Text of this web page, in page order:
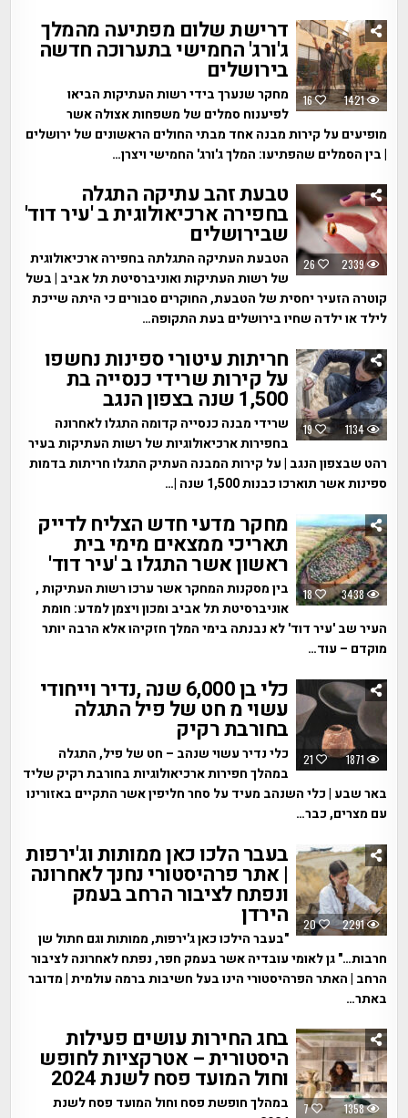
16 1421
דרישת שלום מפתיעה מהמלך
ג'ורג' החמישי בתערוכה חדשה
בירושלים
מחקר שנערך בידי רשות העתיקות הביאו
לפיענוח סמלים של משפחות אצולה אשר
מופיעים על קירות מבנה אחד מבתי החולים הראשונים של ירושלים
| בין הסמלים שהפתיעו: המלך ג'ורג' החמישי ויצרן…
26 2339
טבעת זהב עתיקה התגלה
בחפירה ארכיאולוגית ב 'עיר דוד'
שבירושלים
הטבעת העתיקה התגלתה בחפירה ארכיאולוגית
של רשות העתיקות ואוניברסיטת תל אביב | בשל
קוטרה הזעיר יחסית של הטבעת, החוקרים סבורים כי היתה שייכת
לילד או ילדה שחיו בירושלים בעת התקופה…
19 1134
חריתות עיטורי ספינות נחשפו
על קירות שרידי כנסייה בת
1,500 שנה בצפון הנגב
שרידי מבנה כנסייה קדומה התגלו לאחרונה
בחפירות ארכיאולוגיות של רשות העתיקות בעיר
רהט שבצפון הנגב | על קירות המבנה העתיק התגלו חריתות בדמות
ספינות אשר תוארכו כבנות 1,500 שנה |…
18 3438
מחקר מדעי חדש הצליח לדייק
תאריכי ממצאים מימי בית
ראשון אשר התגלו ב 'עיר דוד'
בין מסקנות המחקר אשר ערכו רשות העתיקות ,
אוניברסיטת תל אביב ומכון ויצמן למדע: חומת
העיר שב 'עיר דוד' לא נבנתה בימי המלך חזקיהו אלא הרבה יותר
מוקדם – עוד…
21 1871
כלי בן 6,000 שנה ,נדיר וייחודי
עשוי מ חט של פיל התגלה
בחורבת רקיק
כלי נדיר עשוי שנהב – חט של פיל, התגלה
במהלך חפירות ארכיאולוגיות בחורבת רקיק שליד
באר שבע | כלי השנהב מעיד על סחר חליפין אשר התקיים באזורינו
עם מצרים, כבר…
20 2291
בעבר הלכו כאן ממותות וג'ירפות
| אתר פרהיסטורי נחנך לאחרונה
ונפתח לציבור הרחב בעמק
הירדן
"בעבר הילכו כאן ג'ירפות, ממותות וגם חתול שן
חרבות…" גן לאומי עובדיה אשר בעמק חפר, נפתח לאחרונה לציבור
הרחב | האתר הפרהיסטורי הינו בעל חשיבות ברמה עולמית | מדובר
באתר…
7 1358
בחג החירות עושים פעילות
היסטורית – אטרקציות לחופש
וחול המועד פסח לשנת 2024
במהלך חופשת פסח וחול המועד פסח לשנת